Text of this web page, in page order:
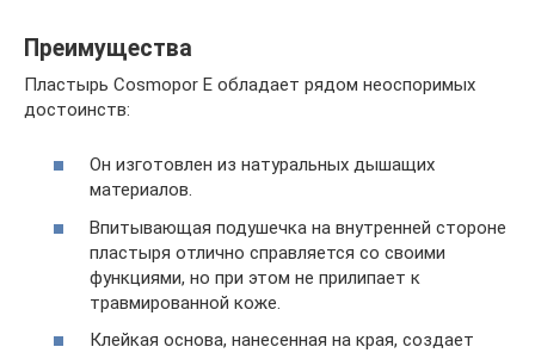
Преимущества
Пластырь Cosmopor Е обладает рядом неоспоримых
достоинств:
Он изготовлен из натуральных дышащих
материалов.
Впитывающая подушечка на внутренней стороне
пластыря отлично справляется со своими
функциями, но при этом не прилипает к
травмированной коже.
Клейкая основа, нанесенная на края, создает